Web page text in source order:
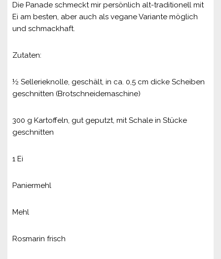
Die Panade schmeckt mir persönlich alt-traditionell mit
Ei am besten, aber auch als vegane Variante möglich
und schmackhaft.
Zutaten:
½ Sellerieknolle, geschält, in ca. 0,5 cm dicke Scheiben
geschnitten (Brotschneidemaschine)
300 g Kartoffeln, gut geputzt, mit Schale in Stücke
geschnitten
1 Ei
Paniermehl
Mehl
Rosmarin frisch